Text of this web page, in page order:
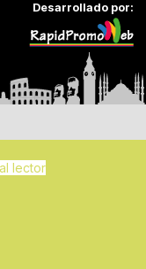
Desarrollado por:
lector